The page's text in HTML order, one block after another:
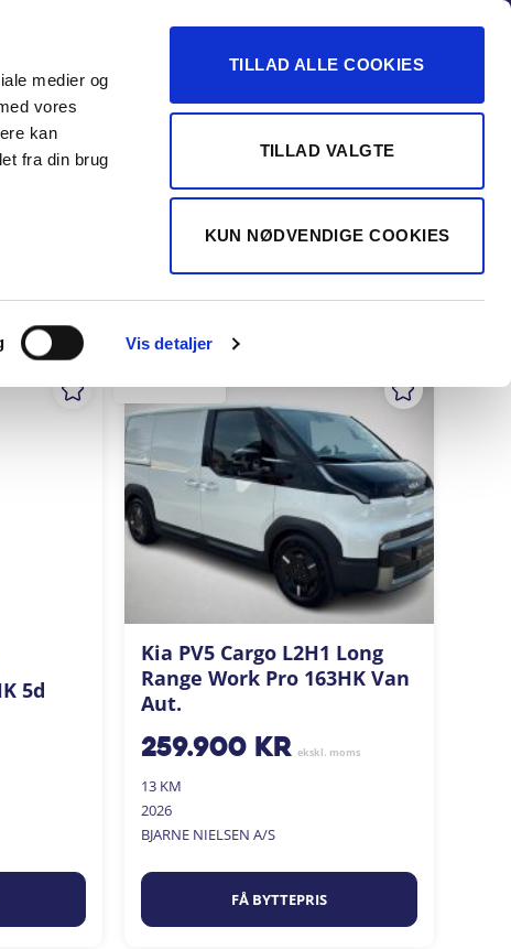
medier og
vores
kan
fra din brug
Vis detaljer
TILLAD ALLE COOKIES
TILLAD VALGTE
KUN NØDVENDIGE COOKIES
FORHANDLER Vurdér min bil
5d
Kia PV5 Cargo L2H1 Long
Range Work Pro 163HK Van
Aut.
259.900 kr ekskl. moms
13 KM
2026
BJARNE NIELSEN A/S
FÅ BYTTEPRIS